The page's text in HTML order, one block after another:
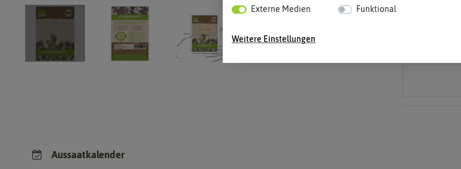
Aussaatkalender
Externe Medien Funktional
Weitere Einstellungen